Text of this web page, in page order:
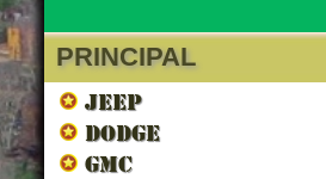
PRINCIPAL
JEEP
DODGE
GMC
Nos